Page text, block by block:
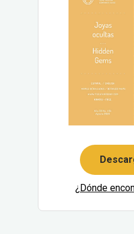
¿Dónde